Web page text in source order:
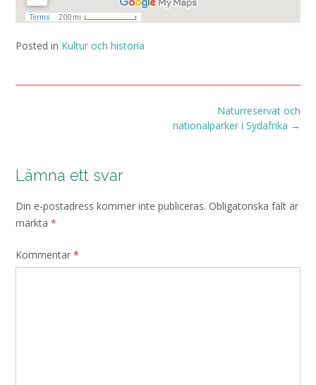
Posted in Kultur och historia
Naturreservat och
nationalparker i Sydafrika →
Lämna ett svar
Din e-postadress kommer inte publiceras. Obligatoriska fält är
märkta *
Kommentar *